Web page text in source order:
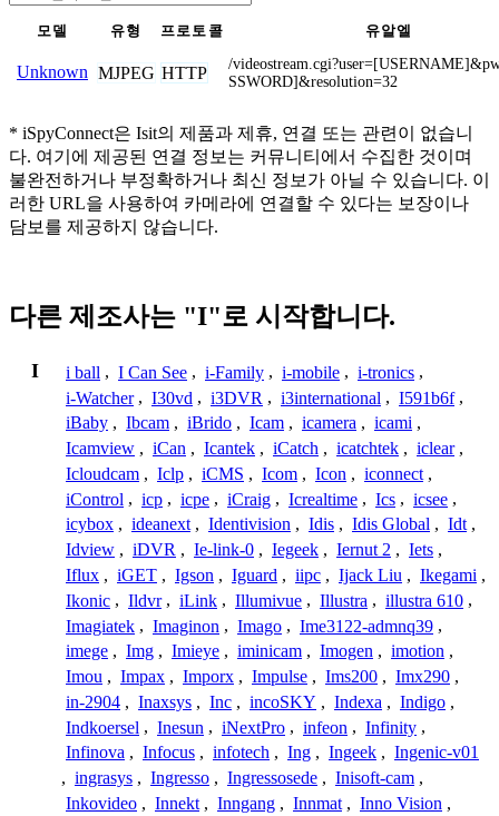
모델 유형 프로토콜 유알엘
Unknown MJPEG HTTP
/
SSWORD]&resolution=32
* iSpyConnect은 Isit의 제품과 제휴, 연결 또는 관련이 없습니
다. 여기에 제공된 연결 정보는 커뮤니티에서 수집한 것이며
불완전하거나 부정확하거나 최신 정보가 아닐 수 있습니다. 이
러한 URL을 사용하여 카메라에 연결할 수 있다는 보장이나
담보를 제공하지 않습니다.
다른 제조사는 "I"로 시작합니다.
I i ball , I Can See , i-Family , i-mobile , i-tronics ,
i-Watcher , I30vd , i3DVR , i3international , I591b6f ,
iBaby , Ibcam , iBrido , Icam , icamera , icami ,
Icamview , iCan , Icantek , iCatch , icatchtek , iclear ,
Icloudcam , Iclp , iCMS , Icom , Icon , iconnect ,
iControl , icp , icpe , iCraig , Icrealtime , Ics , icsee ,
icybox , ideanext , Identivision , Idis , Idis Global , Idt ,
Idview , iDVR , Ie-link-0 , Iegeek , Iernut 2 , Iets ,
Iflux , iGET , Igson , Iguard , iipc , Ijack Liu , Ikegami ,
Ikonic , Ildvr , iLink , Illumivue , Illustra , illustra 610 ,
Imagiatek , Imaginon , Imago , Ime3122-admnq39 ,
imege , Img , Imieye , iminicam , Imogen , imotion ,
Imou , Impax , Imporx , Impulse , Ims200 , Imx290 ,
in-2904 , Inaxsys , Inc , incoSKY , Indexa , Indigo ,
Indkoersel , Inesun , iNextPro , infeon , Infinity ,
Infinova , Infocus , infotech , Ing , Ingeek , Ingenic-v01
, ingrasys , Ingresso , Ingressosede , Inisoft-cam ,
Inkovideo , Innekt , Inngang , Innmat , Inno Vision ,